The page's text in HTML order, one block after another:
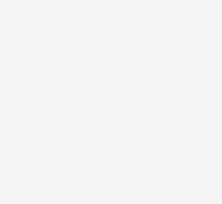
전문 스태프가 실물 상품을 직접 확인한 후 검수 사진을
수령 후 7일 이내 신청하시면 상품 하자, 사이즈 불일치,
네, 쿠폰과 적립금을 결제 시 함께 사용하실 수 있습니다.
HERMES H 버클 벨트 골드 컬러로 당신의 스타일을 완